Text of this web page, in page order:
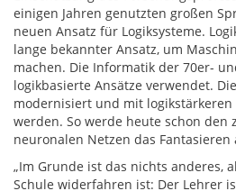
einigen Jahren genutzten großen
neuen Ansatz für Logiksysteme.
lange bekannter Ansatz, um
machen. Die Informatik der 70er-
logikbasierte Ansätze verwendet.
modernisiert und mit
werden. So werde heute schon
neuronalen Netzen das Fantasieren
„Im Grunde ist das nichts anderes,
Schule widerfahren ist: Der Lehrer